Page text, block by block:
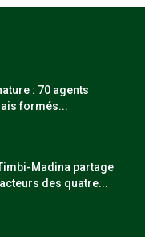
: 70 agents
formés...
Madina partage
des quatre...